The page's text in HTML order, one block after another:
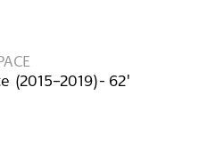
(2015–2019)- 62'